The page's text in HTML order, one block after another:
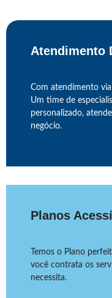
Atendimento
Com atendimento
Um time de
personalizado,
negócio.
Planos
Temos o Plano
você contrata os
necessita.